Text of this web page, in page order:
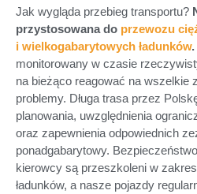
Jak wygląda przebieg transportu?
przystosowana do przewozu
i wielkogabarytowych ładunków.
monitorowany w czasie
na bieżąco reagować na wszelkie
problemy. Długa trasa przez
planowania, uwzględnienia
oraz zapewnienia odpowiednich
ponadgabarytowy.
kierowcy są przeszkoleni w
ładunków, a nasze pojazdy